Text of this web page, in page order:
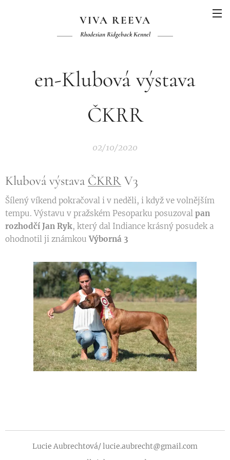
VIVA REEVA
Rhodesian Ridgeback Kennel
en-Klubová výstava
ČKRR
02/10/2020
Klubová výstava ČKRR V3
Šílený víkend pokračoval i v neděli, i když ve volnějším
tempu. Výstavu v pražském Pesoparku posuzoval pan
rozhodčí Jan Ryk, který dal Indiance krásný posudek a
ohodnotil ji známkouVýborná 3
Lucie Aubrechtová/ lucie.aubrecht@gmail.com